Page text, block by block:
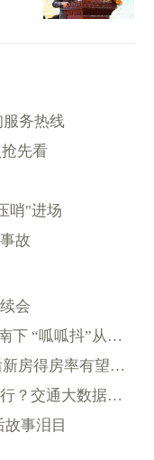
务热线
先看
哨"进场
故
会
最低-8℃！新一股冷空气昨天夜里南下 “呱呱抖”从今天开始
宁波“计容新规”公开征求意见 今后新房得房率有望大幅提高
春节期间宁波人更喜欢哪种方式出行？交通大数据来了
事泪目